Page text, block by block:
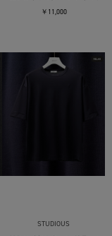
￥11,000
STUDIOUS